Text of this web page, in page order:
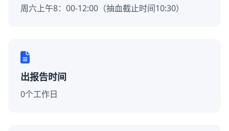
周六上午8：00-12:00（抽血截止时间10:30）
出报告时间
0个工作日